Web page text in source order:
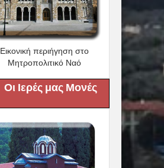
Εικονική περιήγηση στο
Μητροπολιτικό Ναό
Οι Ιερές μας Μονές